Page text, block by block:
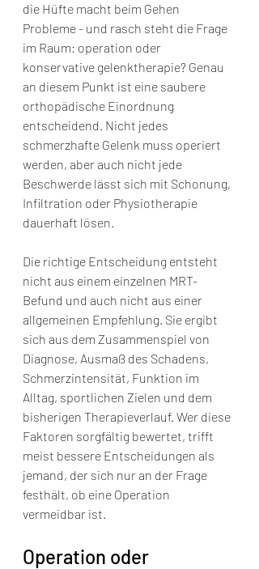
die Hüfte macht beim Gehen
Probleme - und rasch steht die Frage
im Raum: operation oder
konservative gelenktherapie? Genau
an diesem Punkt ist eine saubere
orthopädische Einordnung
entscheidend. Nicht jedes
schmerzhafte Gelenk muss operiert
werden, aber auch nicht jede
Beschwerde lässt sich mit Schonung,
Infiltration oder Physiotherapie
dauerhaft lösen.
Die richtige Entscheidung entsteht
nicht aus einem einzelnen MRT-
Befund und auch nicht aus einer
allgemeinen Empfehlung. Sie ergibt
sich aus dem Zusammenspiel von
Diagnose, Ausmaß des Schadens,
Schmerzintensität, Funktion im
Alltag, sportlichen Zielen und dem
bisherigen Therapieverlauf. Wer diese
Faktoren sorgfältig bewertet, trifft
meist bessere Entscheidungen als
jemand, der sich nur an der Frage
festhält, ob eine Operation
vermeidbar ist.
Operation oder